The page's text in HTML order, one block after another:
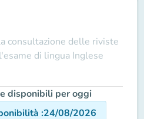
consultazione delle riviste
di lingua Inglese
disponibili per oggi
:24/08/2026